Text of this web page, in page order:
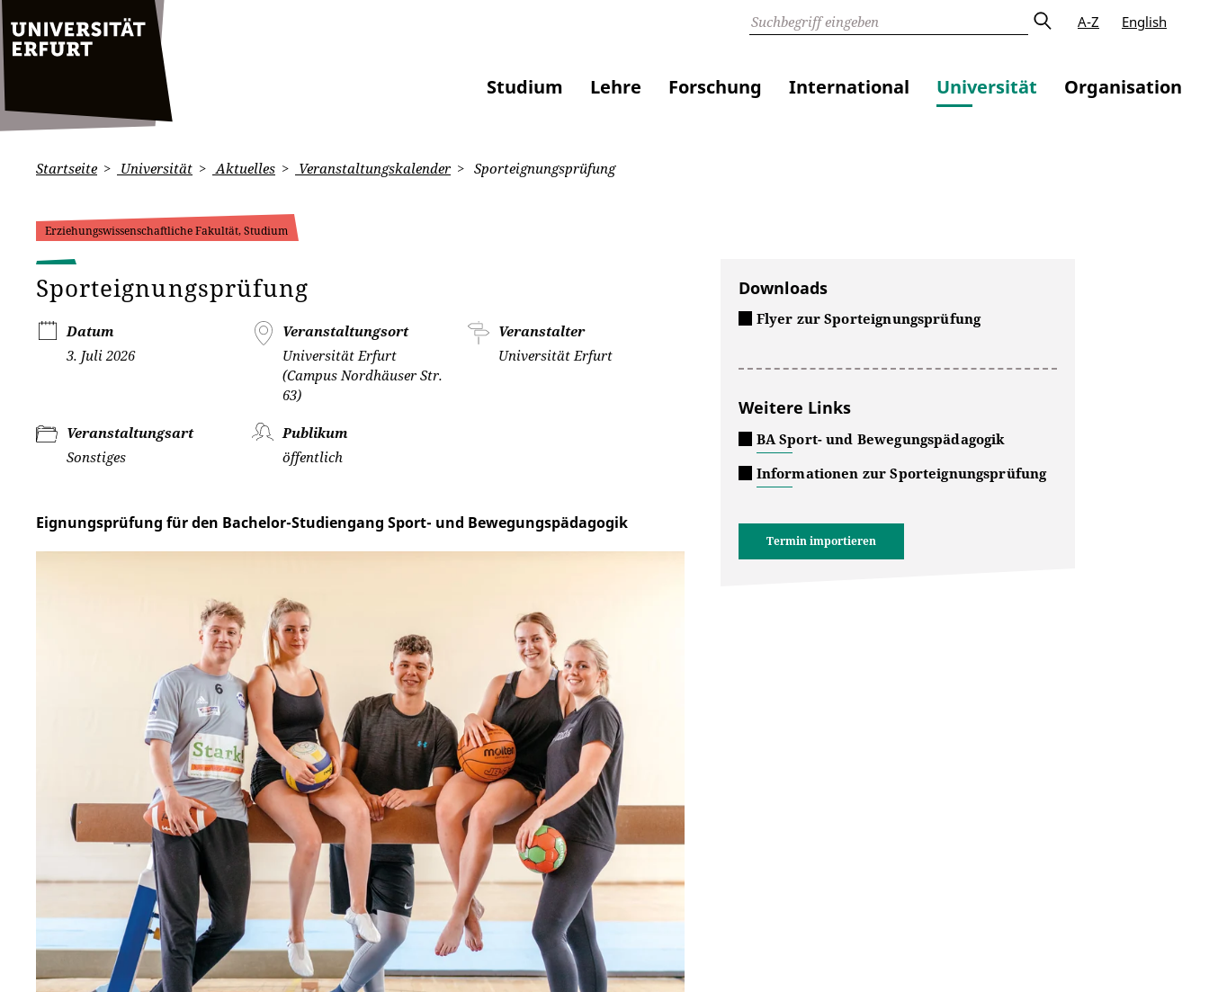
A-Z English
Studium Lehre Forschung International Universität Organisation
Startseite Universität Aktuelles Veranstaltungskalender Sporteignungsprüfung
Erziehungswissenschaftliche Fakultät, Studium
Sporteignungsprüfung
Datum
3. Juli 2026
Veranstaltungsort
Universität Erfurt
(Campus Nordhäuser Str.
63)
Veranstalter
Universität Erfurt
Veranstaltungsart
Sonstiges
Publikum
öffentlich
Eignungsprüfung für den Bachelor-Studiengang Sport- und Bewegungspädagogik
Downloads
Flyer zur Sporteignungsprüfung
Weitere Links
BA Sport- und Bewegungspädagogik
Informationen zur Sporteignungsprüfung
Termin importieren